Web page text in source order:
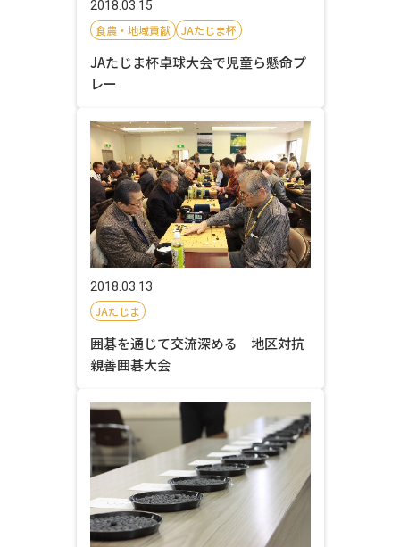
2018.03.15
食農・地域貢献 JAたじま杯
JAたじま杯卓球大会で児童ら懸命プ
レー
2018.03.13
JAたじま
囲碁を通じて交流深める 地区対抗
親善囲碁大会